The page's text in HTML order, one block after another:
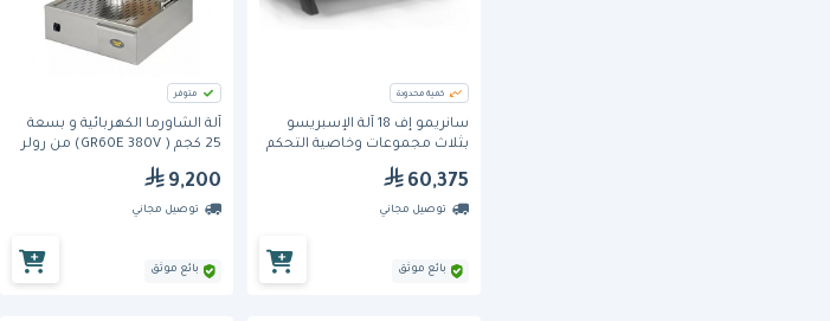
كمية محدودة
سانريمو إف 18 آلة الإسبريسو
بثلاث مجموعات وخاصية التحكم
60,375
توصيل مجاني
بائع موثق
متوفر
آلة الشاورما الكهربائية و بسعة
25 كجم ( GR60E 380V) من رولر
9,200
توصيل مجاني
بائع موثق